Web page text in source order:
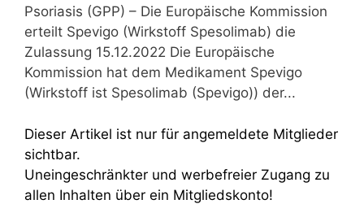
Psoriasis (GPP) – Die Europäische Kommission
erteilt Spevigo (Wirkstoff Spesolimab) die
Zulassung 15.12.2022 Die Europäische
Kommission hat dem Medikament Spevigo
(Wirkstoff ist Spesolimab (Spevigo)) der...
Dieser Artikel ist nur für angemeldete Mitglieder
sichtbar.
Uneingeschränkter und werbefreier Zugang zu
allen Inhalten über ein Mitgliedskonto!